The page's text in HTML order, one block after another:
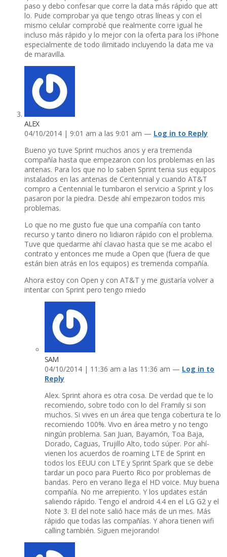
paso y debo confesar que corre la data más rápido que att
lo. Pude comprobar ya que tengo otras lí­neas y con el
mismo celular comprobé que realmente corre igual he
incluso más rápido y lo mejor con la oferta para los iPhone
especialmente de todo ilimitado incluyendo la data me va
de maravilla.
ALEX
04/10/2014 | 9:01 am a las 9:01 am — Log in to Reply
Bueno yo tuve Sprint muchos anos y era tremenda
compañí­a hasta que empezaron con los problemas en las
antenas. Para los que no lo saben Sprint tenia sus equipos
instalados en las antenas de Centennial y cuando AT&T
compro a Centennial le tumbaron el servicio a Sprint y los
pasaron por la piedra. Desde ahí­ empezaron todos mis
problemas.
Lo que no me gusto fue que una compañí­a con tanto
recurso y tanto dinero no lidiaron rápido con el problema.
Tuve que quedarme ahí­ clavao hasta que se me acabo el
contrato y entonces me mude a Open que (fuera de que
están bien atrás en los equipos) es tremenda compañí­a.
Ahora estoy con Open y con AT&T y me gustarí­a volver a
intentar con Sprint pero tengo miedo
SAM
04/10/2014 | 11:36 am a las 11:36 am — Log in to
Reply
Alex. Sprint ahora es otra cosa. De verdad que te lo
recomiendo, sobre todo con lo del Framily si son
muchos. Si vives en un área que tenga cobertura te lo
recomiendo 100%. Vivo en área metro y no tengo
ningún problema. San Juan, Bayamón, Toa Baja,
Dorado, Caguas, Trujillo Alto, todo súper. Por ahí­
vienen los acuerdos de roaming LTE de Sprint en
todos los EEUU con LTE y Sprint Spark que se debe
tardar un poco para Puerto Rico por problemas de
bandas. Pero en verano llega el HD voice. Muy buena
compañí­a. No me arrepiento. Y los updates están
saliendo rápido. Tengo el android 4.4 en el LG G2 y el
Note 3. El del note salió hace más de un mes. Más
rápido que todas las compañí­as. Y ahora tienen wifi
calling también. Siguen mejorando!